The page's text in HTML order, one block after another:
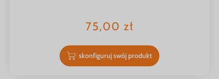
75,00 zł
skonfiguruj swój produkt